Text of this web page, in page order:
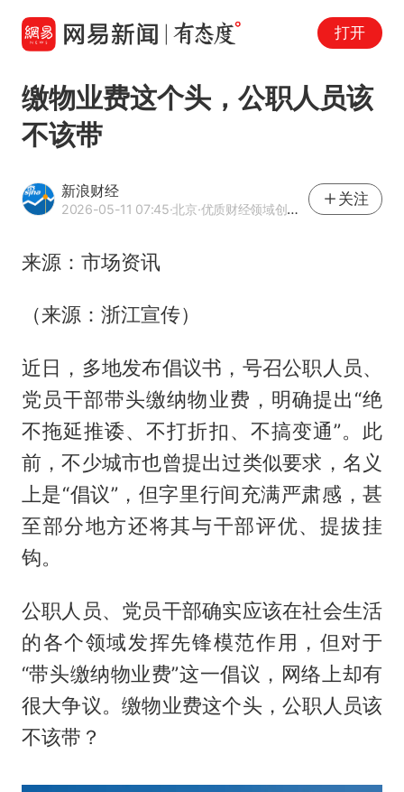
打开
缴物业费这个头，公职人员该
不该带
新浪财经
2026-05-11 07:45·北京·优质财经领域创作者
关注
来源：市场资讯
（来源：浙江宣传）
近日，多地发布倡议书，号召公职人员、
党员干部带头缴纳物业费，明确提出“绝
不拖延推诿、不打折扣、不搞变通”。此
前，不少城市也曾提出过类似要求，名义
上是“倡议”，但字里行间充满严肃感，甚
至部分地方还将其与干部评优、提拔挂
钩。
公职人员、党员干部确实应该在社会生活
的各个领域发挥先锋模范作用，但对于
“带头缴纳物业费”这一倡议，网络上却有
很大争议。缴物业费这个头，公职人员该
不该带？